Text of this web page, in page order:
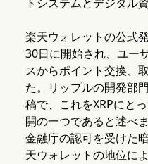
楽天ウォレットの公式
30日に開始され、ユー
スからポイント交換、
た。リップルの開発部
稿で、これをXRPにと
開の一つであると述べ
金融庁の認可を受けた
天ウォレットの地位に